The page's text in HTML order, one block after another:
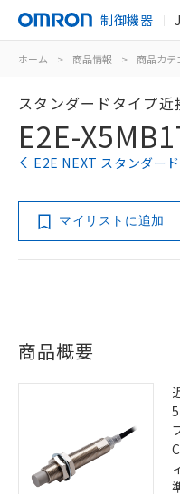
制御機器
ホーム > 商品情報 > 商品カテ
スタンダードタイプ近
E2E-
E2E NEXT スタンダー
マイリストに追加
商品概要